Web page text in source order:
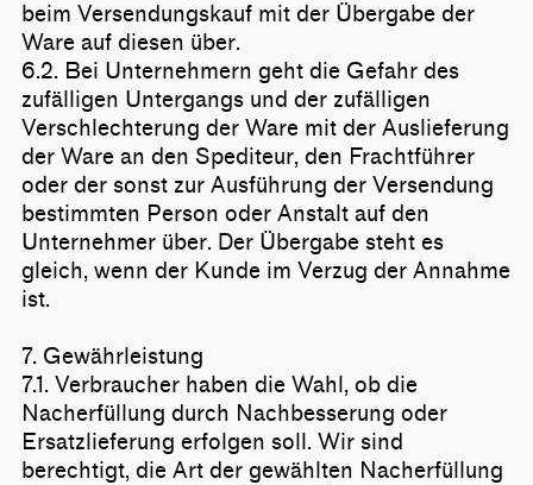
beim Versendungskauf mit der Übergabe der
Ware auf diesen über.
6.2. Bei Unternehmern geht die Gefahr des
zufälligen Untergangs und der zufälligen
Verschlechterung der Ware mit der Auslieferung
der Ware an den Spediteur, den Frachtführer
oder der sonst zur Ausführung der Versendung
bestimmten Person oder Anstalt auf den
Unternehmer über. Der Übergabe steht es
gleich, wenn der Kunde im Verzug der Annahme
ist.
7. Gewährleistung
7.1. Verbraucher haben die Wahl, ob die
Nacherfüllung durch Nachbesserung oder
Ersatzlieferung erfolgen soll. Wir sind
berechtigt, die Art der gewählten Nacherfüllung